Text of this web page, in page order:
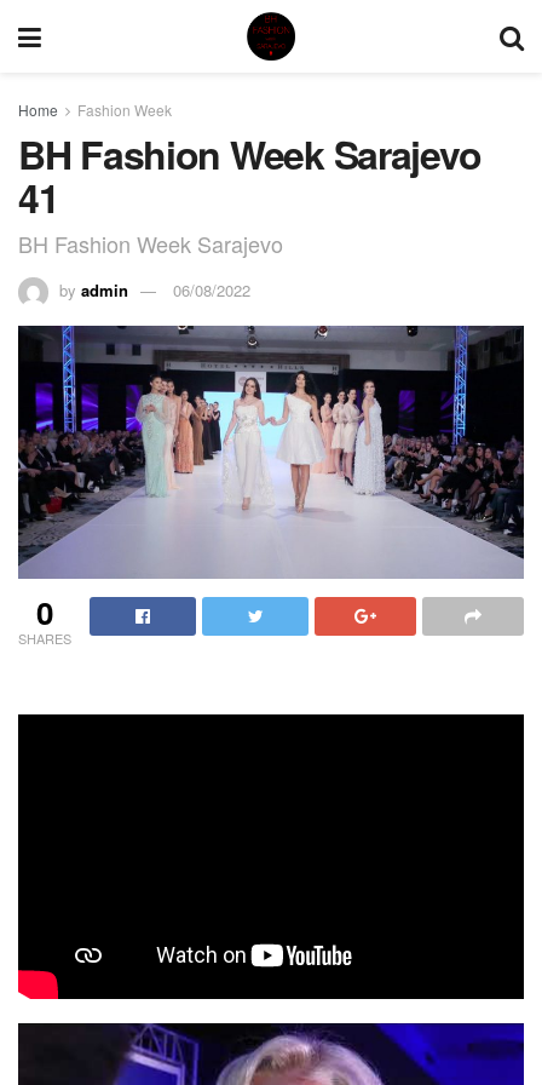
Home Fashion Week
BH Fashion Week Sarajevo
41
BH Fashion Week Sarajevo
by admin 06/08/2022
0
SHARES